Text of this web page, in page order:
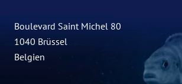
Boulevard Saint Michel 80
1040 Brüssel
Belgien